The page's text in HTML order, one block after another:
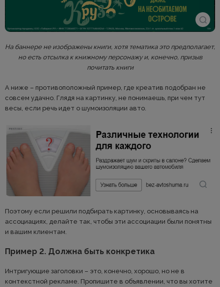
На баннере не изображены книги, хотя тематика это предполагает,
но есть отсылка к книжному персонажу и, конечно, призыв
почитать книги
А ниже – противоположный пример, где креатив подобран не
совсем удачно. Глядя на картинку, не понимаешь, при чем тут
весы, если речь идет о шумоизоляции авто.
Поэтому если решили подбирать картинку, основываясь на
ассоциациях, делайте так, чтобы эти ассоциации были понятны
и вашим клиентам.
Пример 2. Должна быть конкретика
Интригующие заголовки – это, конечно, хорошо, но не в
контекстной рекламе. Пропишите в объявлении, что вы хотите